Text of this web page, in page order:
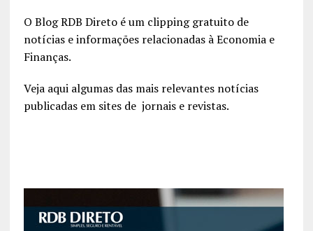
O Blog RDB Direto é um clipping gratuito de
notícias e informações relacionadas à Economia e
Finanças.
Veja aqui algumas das mais relevantes notícias
publicadas em sites de jornais e revistas.